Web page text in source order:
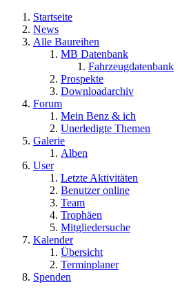
Startseite
News
Alle Baureihen
MB Datenbank
Fahrzeugdatenbank
Prospekte
Downloadarchiv
Forum
Mein Benz & ich
Unerledigte Themen
Galerie
Alben
User
Letzte Aktivitäten
Benutzer online
Team
Trophäen
Mitgliedersuche
Kalender
Übersicht
Terminplaner
Spenden